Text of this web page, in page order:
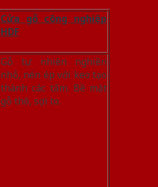
Cửa gỗ công nghiệp
HDF
Gỗ tự nhiên nghiền
nhỏ, nén ép với keo tạo
thành các tấm. Bề mặt
gỗ thô, sợi to.